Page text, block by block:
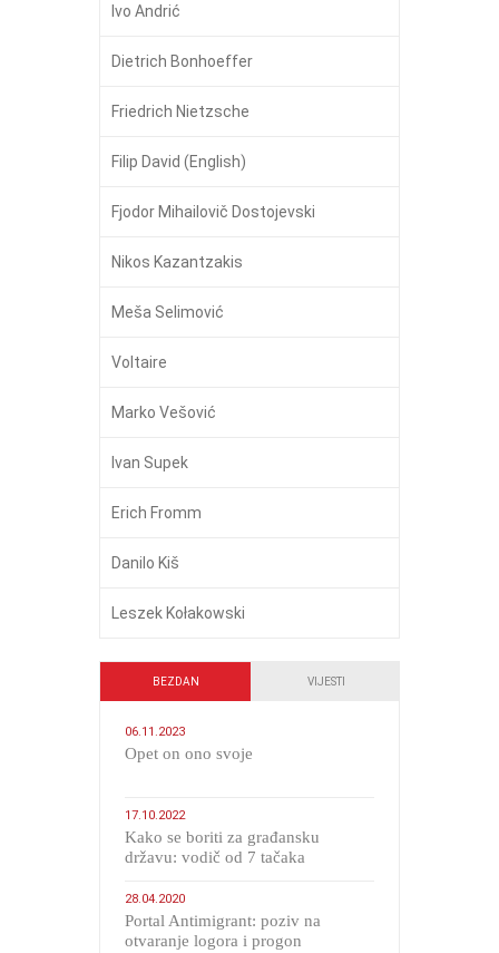
Ivo Andrić
Dietrich Bonhoeffer
Friedrich Nietzsche
Filip David (English)
Fjodor Mihailovič Dostojevski
Nikos Kazantzakis
Meša Selimović
Voltaire
Marko Vešović
Ivan Supek
Erich Fromm
Danilo Kiš
Leszek Kołakowski
BEZDAN VIJESTI
06.11.2023
​Opet on ono svoje
17.10.2022
Kako se boriti za građansku
državu: vodič od 7 tačaka
28.04.2020
Portal Antimigrant: poziv na
otvaranje logora i progon